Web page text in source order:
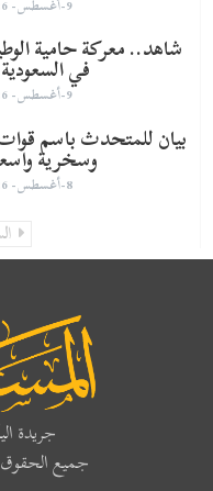
شاهد.. معركة حامية
في
9-أغسطس- 2026
بيان للمتحدث باسم قوات
وسخرية
8-أغسطس- 2026
جريدة
جميع